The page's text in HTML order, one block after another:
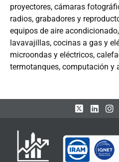
proyectores, cámaras
radios, grabadores y
equipos de aire
lavavajillas, cocinas a gas y
microondas y eléctricos,
termotanques, computación y